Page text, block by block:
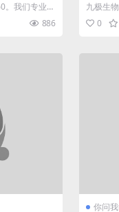
。我们专业于
886
九极生
业于直
0
你问